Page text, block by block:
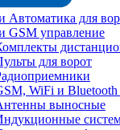
Автоматика для
GSM управление
для ворот
WiFi и Bluetooth
выносные